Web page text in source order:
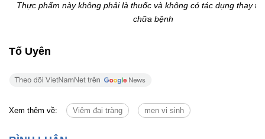
Thực phẩm này không phải là thuốc và không có tác dụng thay
chữa bệnh
Tố Uyên
Xem thêm về: Viêm đại tràng men vi sinh